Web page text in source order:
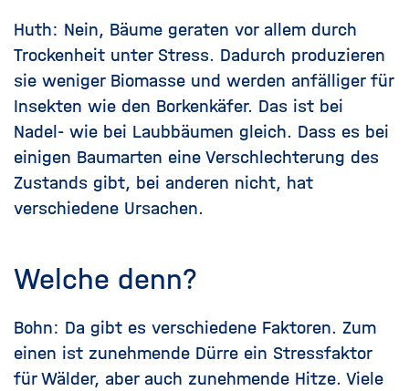
Huth: Nein, Bäume geraten vor allem durch
Trockenheit unter Stress. Dadurch produzieren
sie weniger Biomasse und werden anfälliger für
Insekten wie den Borkenkäfer. Das ist bei
Nadel- wie bei Laubbäumen gleich. Dass es bei
einigen Baumarten eine Verschlechterung des
Zustands gibt, bei anderen nicht, hat
verschiedene Ursachen.
Welche denn?
Bohn: Da gibt es verschiedene Faktoren. Zum
einen ist zunehmende Dürre ein Stressfaktor
für Wälder, aber auch zunehmende Hitze. Viele